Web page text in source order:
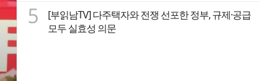
5
[부읽남TV] 다주택자와 전쟁 선포한 정부, 규제·공급
모두 실효성 의문